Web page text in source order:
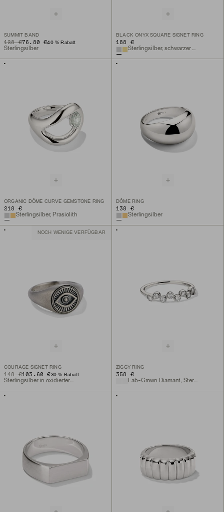
SUMMIT BAND
ORIGINAL PRICE
128 €
SALE PRICE76.80 €40 % Rabatt
Sterlingsilber
BLACK ONYX SQUARE SIGNET RING
188 €
Sterlingsilber, schwarzer Onyx
ORGANIC DÔME CURVE GEMSTONE RING
218 €
Sterlingsilber, Prasiolith
DÔME RING
138 €
Sterlingsilber
NOCH WENIGE VERFÜGBAR
COURAGE SIGNET RING
ORIGINAL PRICE
148 €
SALE PRICE103.60 €30 % Rabatt
ZIGGY RING
358 €
Lab-Grown Diamant, Sterlingsilber